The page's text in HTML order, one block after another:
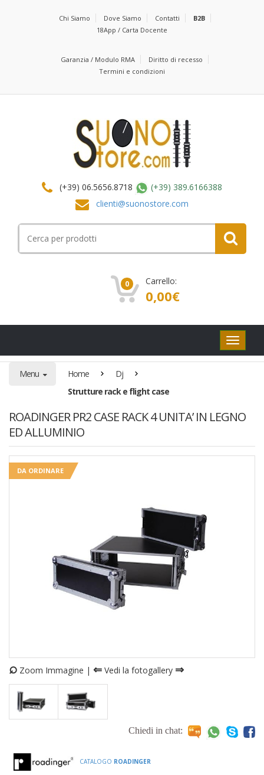
Chi Siamo Dove Siamo Contatti
B2B
18App / Carta Docente
Garanzia / Modulo RMA
Diritto di recesso
Termini e condizioni
(+39) 06.5656.8718
(+39) 389.6166388
clienti@suonostore.com
per:
0 Carrello:
0,00€
Pulsanti
di
Menu Home
Dj
Strutture rack e flight case
ROADINGER PR2 CASE RACK 4 UNITA’ IN LEGNO
ED ALLUMINIO
DA ORDINARE
⌕ Zoom Immagine | ⇐ Vedi la fotogallery ⇒
Chiedi in chat:
CATALOGO ROADINGER